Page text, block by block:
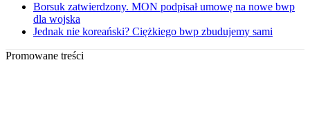
Borsuk zatwierdzony. MON podpisał umowę na nowe bwp
dla wojska
Jednak nie koreański? Ciężkiego bwp zbudujemy sami
Promowane treści